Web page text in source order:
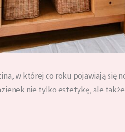
w której co roku pojawiają się
nie tylko estetykę, ale